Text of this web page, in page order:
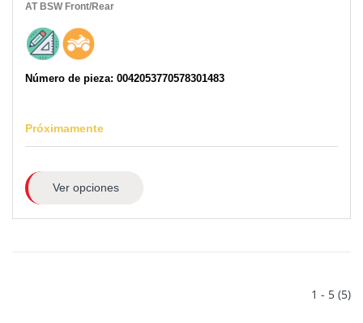
AT BSW Front/Rear
Número de pieza: 0042053770578301483
Próximamente
Ver opciones
1 - 5 (5)